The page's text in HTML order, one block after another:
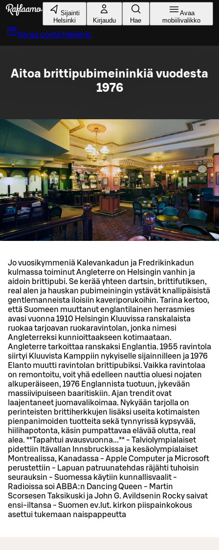
Siirry pääsisältöön
Sijainti
Helsinki
Kirjaudu Hae
Avaa
mobiilivalikko
Varaa pöytä Helsinki
Aitoa brittipubimeininkiä vuodesta
1976
Jo vuosikymmeniä Kalevankadun ja Fredrikinkadun
kulmassa toiminut Angleterre on Helsingin vanhin ja
aidoin brittipubi. Se kerää yhteen dartsin, brittifutiksen,
real alen ja hauskan pubimeiningin ystävät knallipäisistä
gentlemanneista iloisiin kaveriporukoihin. Tarina kertoo,
että Suomeen muuttanut englantilainen herrasmies
avasi vuonna 1910 Helsingin Kluuvissa ranskalaista
ruokaa tarjoavan ruokaravintolan, jonka nimesi
Angleterreksi kunnioittaakseen kotimaataan.
Angleterre tarkoittaa ranskaksi Englantia. 1955 ravintola
siirtyi Kluuvista Kamppiin nykyiselle sijainnilleen ja 1976
Elanto muutti ravintolan brittipubiksi. Vaikka ravintolaa
on remontoitu, voit yhä edelleen nauttia oluesi nojaten
alkuperäiseen, 1976 Englannista tuotuun, jykevään
massiivipuiseen baaritiskiin. Ajan trendit ovat
laajentaneet juomavalikoimaa. Nykyään tarjolla on
perinteisten brittiherkkujen lisäksi useita kotimaisten
pienpanimoiden tuotteita sekä tynnyrissä kypsyvää,
hiilihapotonta, käsin pumpattavaa elävää olutta, real
alea. **Tapahtui avausvuonna...** - Talviolympialaiset
pidettiin Itävallan Innsbruckissa ja kesäolympialaiset
Montrealissa, Kanadassa - Apple Computer ja Microsoft
perustettiin - Lapuan patruunatehdas räjähti tuhoisin
seurauksin - Suomessa käytiin kunnallisvaalit -
Radioissa soi ABBA:n Dancing Queen - Martin
Scorsesen Taksikuski ja John G. Avildsenin Rocky saivat
ensi-iltansa - Suomen ev.lut. kirkon piispainkokous
asettui tukemaan naispappeutta